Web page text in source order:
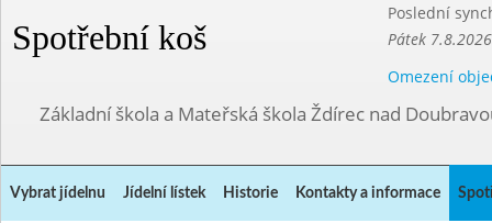
Spotřební koš
Poslední
Pátek
Omezení
Základní škola a Mateřská škola Ždírec nad
Vybrat jídelnu Jídelní lístek Historie Kontakty a informace